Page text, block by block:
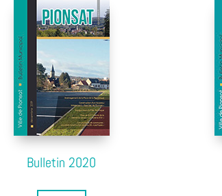
Bulletin 2020